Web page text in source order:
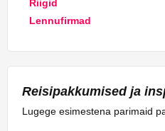
Riigid
Lennufirmad
Reisipakkumised ja
Lugege esimestena parimaid